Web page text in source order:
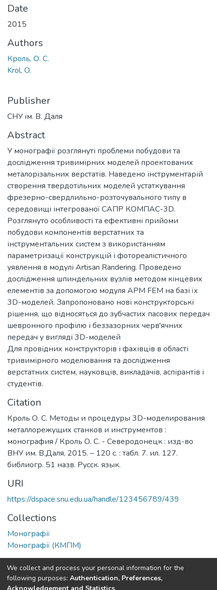
Date
2015
Authors
Кроль, О. С.
Krol, O.
Publisher
СНУ ім. В. Даля
Abstract
У монографії розглянуті проблеми побудови та
дослідження тривимірних моделей проектованих
металорізальних верстатів. Наведено інструментарій
створення твердотільних моделей устаткування
фрезерно-свердлильно-розточувального типу в
середовищі інтегрованої САПР КОМПАС-3D.
Розглянуто особливості та ефективні прийоми
побудови компонентів верстатних та
інструментальних систем з використанням
параметризації конструкцій і фотореалістичного
уявлення в модулі Artisan Randering. Проведено
дослідження шпиндельних вузлів методом кінцевих
елементів за допомогою модуля АРМ FEM на базі їх
3D-моделей. Запропоновано нові конструкторські
рішення, що відносяться до зубчастих пасових передач
шевронного профілю і беззазорних черв'ячних
передач у вигляді 3D-моделей
Для провідних конструкторів і фахівців в області
тривимірного моделювання та дослідження
верстатних систем, науковців, викладачів, аспірантів і
студентів.
Citation
Кроль О. С. Методы и процедуры 3D-моделирования
металлорежущих станков и инструментов :
монография / Кроль О. С. - Северодонецк : изд-во
ВНУ им. В.Даля, 2015. – 120 с. : табл. 7. ил. 127.
библиогр. 51 назв. Русск. язык.
URI
https://dspace.snu.edu.ua/handle/123456789/439
Collections
Монографії
Монографії (КМПМ)
Full item page
We collect and process your personal information for the
following purposes: Authentication, Preferences,